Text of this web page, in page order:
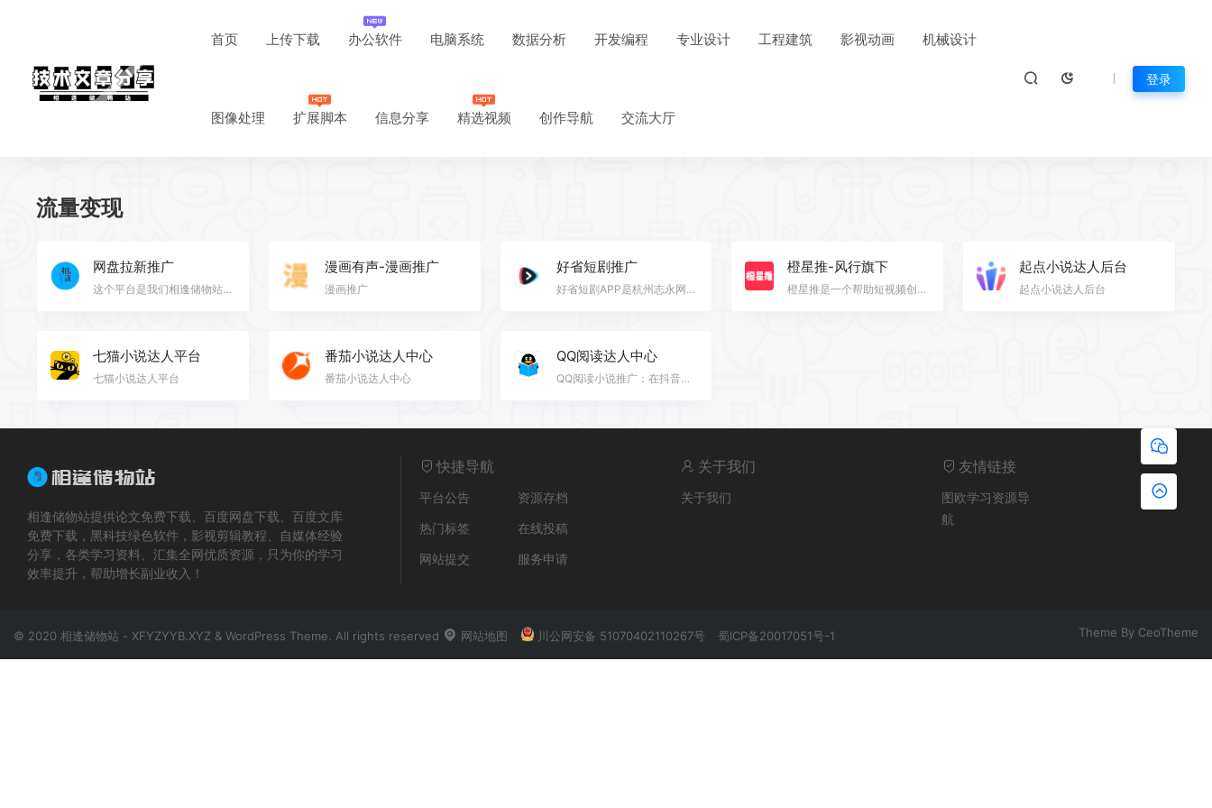
首页 上传下载 办公软件 电脑系统 数据分析 开发编程 专业设计 工程建筑 影视动画 机械设计
图像处理 扩展脚本 信息分享 精选视频 创作导航 交流大厅
登录
流量变现
网盘拉新推广
这个平台是我们相逢储物站一直在做的项目，而且是已经拿到结果的项目
漫画有声-漫画推广
漫画推广
好省短剧推广
好省短剧APP是杭州志永网络公司推出的款短剧CPS分销软件。好省短剧APP由好省技术团队开发设计，200个人之…
橙星推-风行旗下
橙星推是一个帮助短视频创作者解决创作难与变现难的服务平台。我们拥有多个业务平台，短剧、影视、漫画、…
起点小说达人后台
起点小说达人后台
七猫小说达人平台
七猫小说达人平台
番茄小说达人中心
番茄小说达人中心
QQ阅读达人中心
QQ阅读小说推广：在抖音、快手、小红书等平台发布视频/图文等内容，引导粉丝下载QQ阅读的APP，我们将按照…
相逢储物站提供论文免费下载、百度网盘下载、百度文库
免费下载，黑科技绿色软件，影视剪辑教程、自媒体经验
分享，各类学习资料、汇集全网优质资源，只为你的学习
效率提升，帮助增长副业收入！
快捷导航
平台公告
资源存档
热门标签
在线投稿
网站提交
服务申请
关于我们
关于我们
友情链接
图欧学习资源导
航
© 2020 相逢储物站 - XFYZYYB.XYZ & WordPress Theme. All rights reserved 网站地图 川公网安备 51070402110267号 蜀ICP备20017051号-1 Theme By CeoTheme